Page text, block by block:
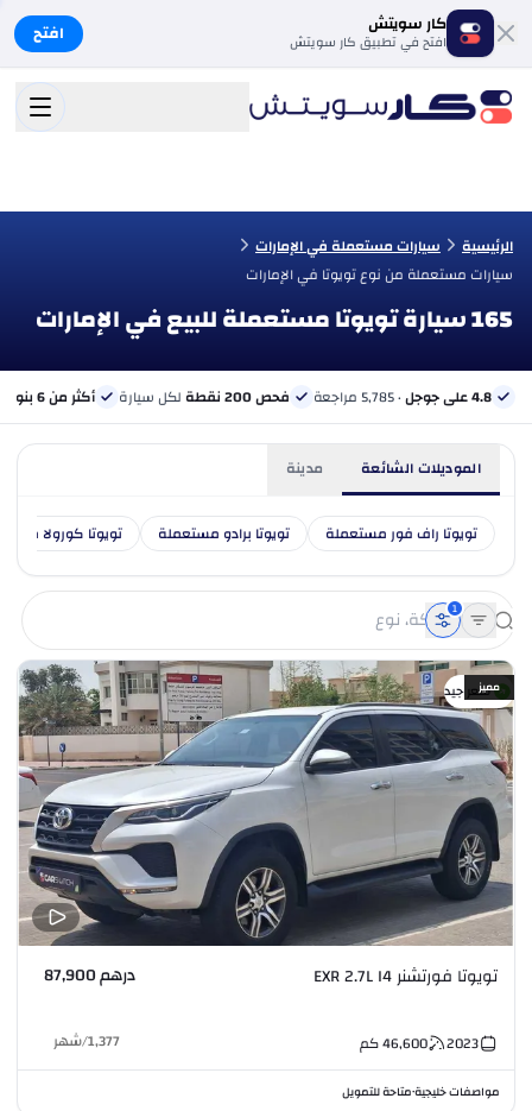
كار سويتش
افتح في تطبيق كار سويتش افتح
الرئيسية
سيارات مستعملة في الإمارات
سيارات مستعملة من نوع تويوتا في الإمارات
165 سيارة تويوتا مستعملة للبيع في الإمارات
4.8 على جوجل · 5,785 مراجعة فحص 200 نقطة لكل سيارة أكثر من 6 بنوك
الموديلات الشائعة مدينة
تويوتا راف فور مستعملة تويوتا برادو مستعملة تويوتا كورولا
1
سعر جيدمميز
تويوتا فورتشنر EXR 2.7L I4 درهم 87,900
2023
46,600كم 1,377
/شهر
مواصفات خليجية•متاحة للتمويل